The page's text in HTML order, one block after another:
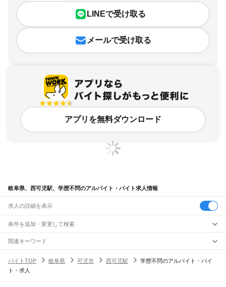
LINEで受け取る
メールで受け取る
アプリを無料ダウンロード
岐阜県、西可児駅、学歴不問のアルバイト・バイト求人情報
求人の詳細を表示
条件を追加・変更して検索
市区町村を追加・変更
岐阜県すべて
岐阜市
駅を追加・変更
職種を追加・変更
関連キーワード
バイトTOP
岐阜県 可児市 西可児駅
学歴不問のアルバイト・バイ
ト・求人